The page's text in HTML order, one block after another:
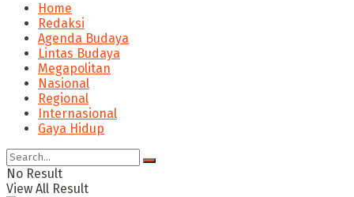
Home
Redaksi
Agenda Budaya
Lintas Budaya
Megapolitan
Nasional
Regional
Internasional
Gaya Hidup
No Result
View All Result